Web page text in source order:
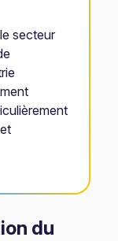
secteur
du